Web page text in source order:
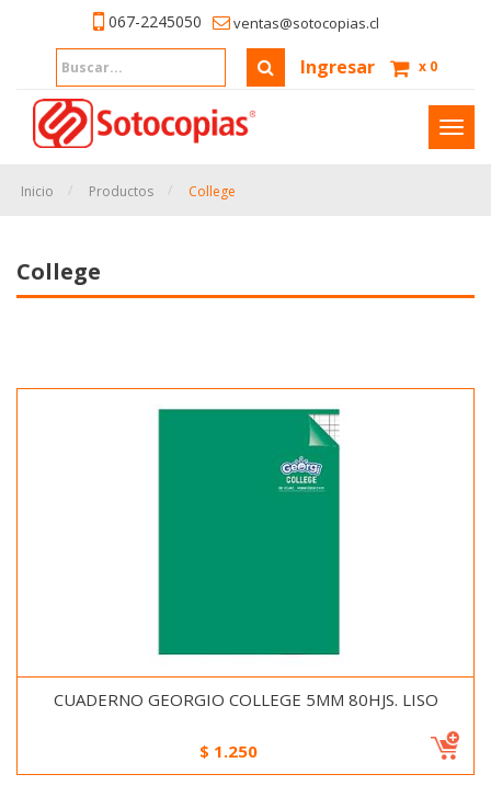
067-2245050 ventas@sotocopias.cl
Ingresar x 0
Inicio Productos College
College
CUADERNO GEORGIO COLLEGE 5MM 80HJS. LISO
$ 1.250